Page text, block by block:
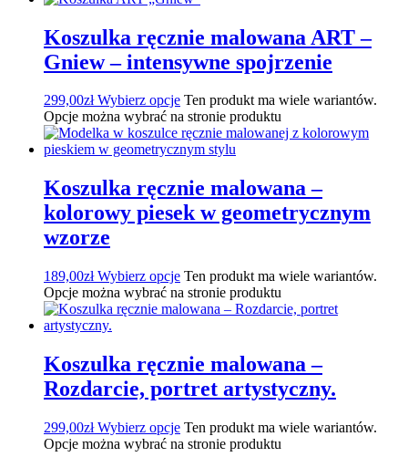
Koszulka ręcznie malowana ART –
Gniew – intensywne spojrzenie
299,00zł Wybierz opcje Ten produkt ma wiele wariantów.
Opcje można wybrać na stronie produktu
Koszulka ręcznie malowana –
kolorowy piesek w geometrycznym
wzorze
189,00zł Wybierz opcje Ten produkt ma wiele wariantów.
Opcje można wybrać na stronie produktu
Koszulka ręcznie malowana –
Rozdarcie, portret artystyczny.
299,00zł Wybierz opcje Ten produkt ma wiele wariantów.
Opcje można wybrać na stronie produktu